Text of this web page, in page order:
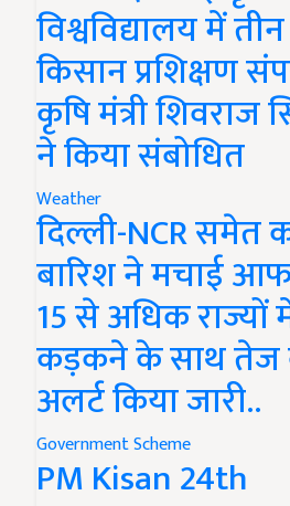
विश्वविद्यालय में
किसान प्रशिक्षण
कृषि मंत्री शिवराज
ने किया संबोधित
Weather
दिल्ली-NCR समेत
बारिश ने मचाई
15 से अधिक राज्यों
कड़कने के साथ तेज
अलर्ट किया जारी..
Government Scheme
PM Kisan 24th